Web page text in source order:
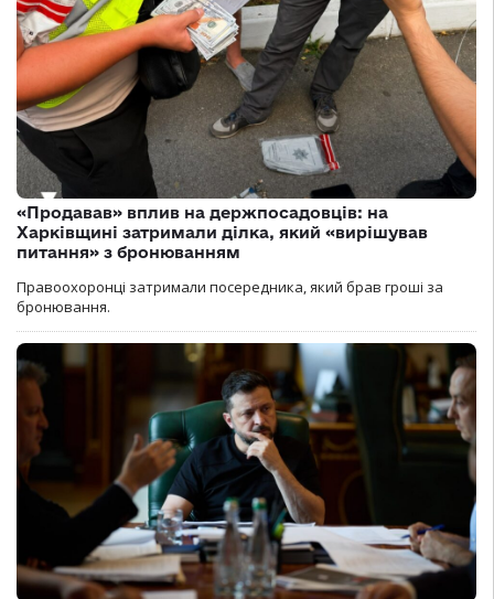
«Продавав» вплив на держпосадовців: на
Харківщині затримали ділка, який «вирішував
питання» з бронюванням
Правоохоронці затримали посередника, який брав гроші за
бронювання.